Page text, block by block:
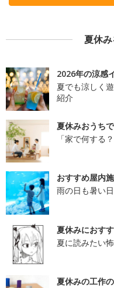
夏休
2026年の涼感
夏でも涼しく
紹介
夏休みおうち
「家で何する
おすすめ屋内
雨の日も暑い
夏休みにおす
夏に読みたい
夏休みの工作